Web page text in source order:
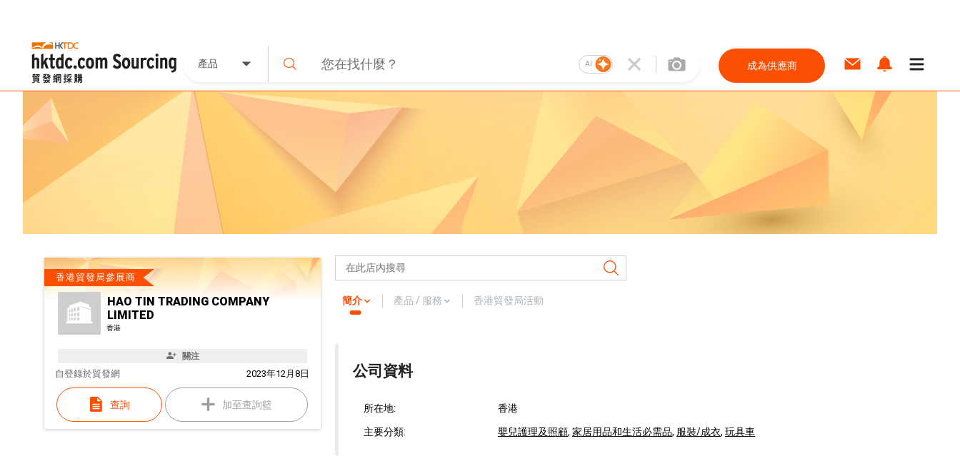
產品 AI 成為供應商
香港貿發局參展商
HAO TIN TRADING COMPANY
LIMITED
香港
關注
自 2023年12月8日
登錄於貿發網
查詢 加至查詢籃
簡介 產品 / 服務 香港貿發局活動
公司資料
所在地: 香港
主要分類: 嬰兒護理及照顧, 家居用品和生活必需品, 服裝/成衣, 玩具車